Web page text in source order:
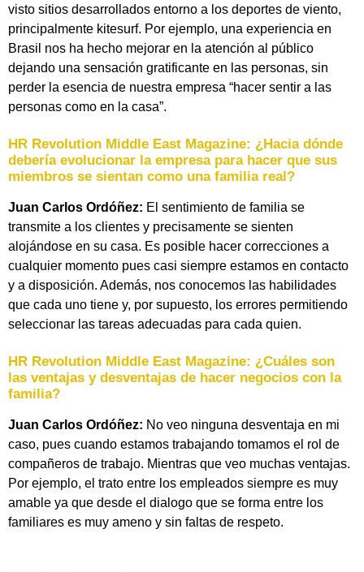
visto sitios desarrollados entorno a los deportes de viento,
principalmente kitesurf. Por ejemplo, una experiencia en
Brasil nos ha hecho mejorar en la atención al público
dejando una sensación gratificante en las personas, sin
perder la esencia de nuestra empresa “hacer sentir a las
personas como en la casa”.
HR Revolution Middle East Magazine: ¿Hacia dónde
debería evolucionar la empresa para hacer que sus
miembros se sientan como una familia real?
Juan Carlos Ordóñez: El sentimiento de familia se
transmite a los clientes y precisamente se sienten
alojándose en su casa. Es posible hacer correcciones a
cualquier momento pues casi siempre estamos en contacto
y a disposición. Además, nos conocemos las habilidades
que cada uno tiene y, por supuesto, los errores permitiendo
seleccionar las tareas adecuadas para cada quien.
HR Revolution Middle East Magazine: ¿Cuáles son
las ventajas y desventajas de hacer negocios con la
familia?
Juan Carlos Ordóñez: No veo ninguna desventaja en mi
caso, pues cuando estamos trabajando tomamos el rol de
compañeros de trabajo. Mientras que veo muchas ventajas.
Por ejemplo, el trato entre los empleados siempre es muy
amable ya que desde el dialogo que se forma entre los
familiares es muy ameno y sin faltas de respeto.